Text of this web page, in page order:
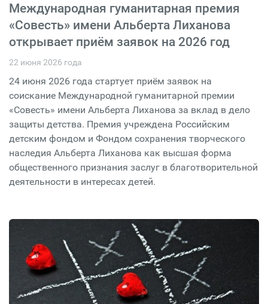
Международная гуманитарная премия
«Совесть» имени Альберта Лиханова
открывает приём заявок на 2026 год
22 июня 2026 года
24 июня 2026 года стартует приём заявок на
соискание Международной гуманитарной премии
«Совесть» имени Альберта Лиханова за вклад в дело
защиты детства. Премия учреждена Российским
детским фондом и Фондом сохранения творческого
наследия Альберта Лиханова как высшая форма
общественного признания заслуг в благотворительной
деятельности в интересах детей.